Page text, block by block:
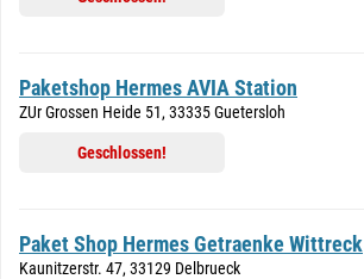
Paketshop Hermes AVIA Station
ZUr Grossen Heide 51, 33335 Guetersloh
Geschlossen!
Paket Shop Hermes Getraenke Wittreck
Kaunitzerstr. 47, 33129 Delbrueck